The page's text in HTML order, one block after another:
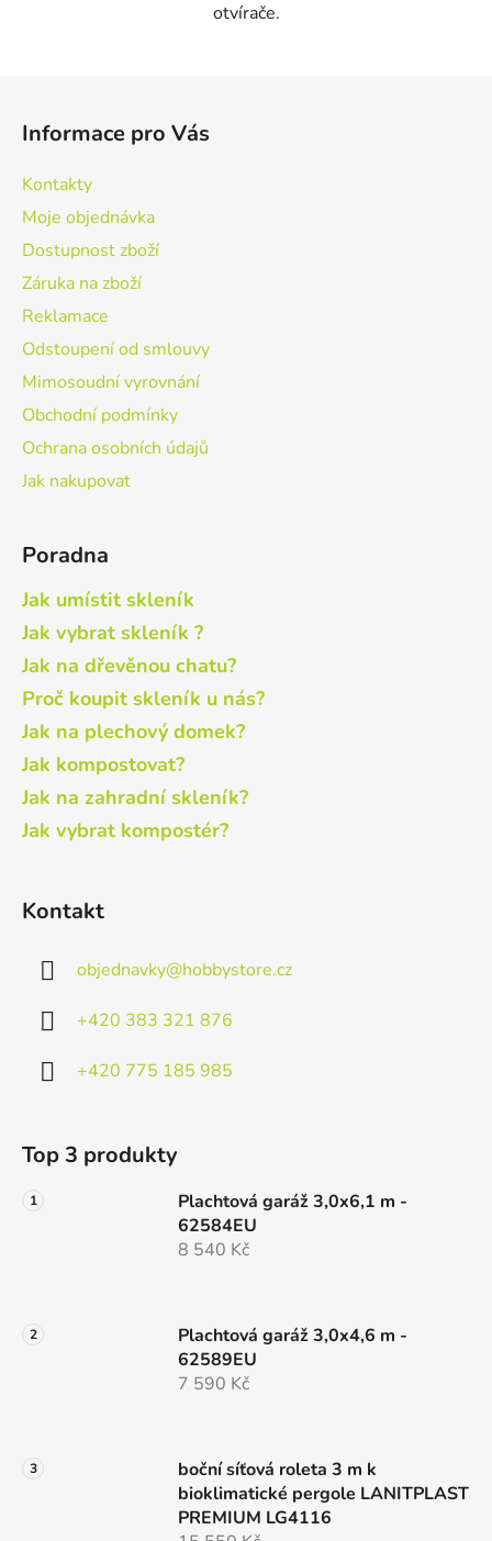
otvírače.
Informace pro Vás
Kontakty
Moje objednávka
Dostupnost zboží
Záruka na zboží
Reklamace
Odstoupení od smlouvy
Mimosoudní vyrovnání
Obchodní podmínky
Ochrana osobních údajů
Jak nakupovat
Poradna
Jak umístit skleník
Jak vybrat skleník ?
Jak na dřevěnou chatu?
Proč koupit skleník u nás?
Jak na plechový domek?
Jak kompostovat?
Jak na zahradní skleník?
Jak vybrat kompostér?
Kontakt
objednavky@hobbystore.cz
+420 383 321 876
+420 775 185 985
Top 3 produkty
Plachtová garáž 3,0x6,1 m -
62584EU
8 540 Kč
Plachtová garáž 3,0x4,6 m -
62589EU
7 590 Kč
boční síťová roleta 3 m k
bioklimatické pergole LANITPLAST
PREMIUM LG4116